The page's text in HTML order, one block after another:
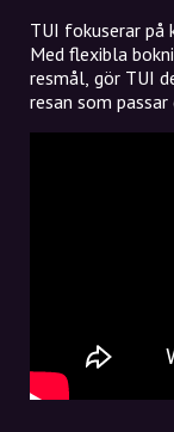
TUI fokuserar på
Med flexibla
resmål, gör TUI
resan som